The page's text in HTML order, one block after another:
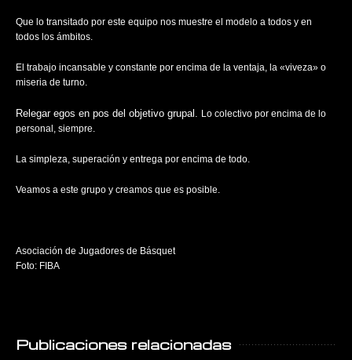
Que lo transitado por este equipo nos muestre el modelo a todos y en
todos los ámbitos.
El trabajo incansable y constante por encima de la ventaja, la «viveza» o
miseria de turno.
Relegar egos en pos del objetivo grupal.
Lo colectivo por encima de lo
personal, siempre.
La simpleza, superación y entrega por encima de todo.
Veamos a este grupo y creamos que es posible.
Asociación de Jugadores de Básquet
Foto: FIBA
Publicaciones relacionadas